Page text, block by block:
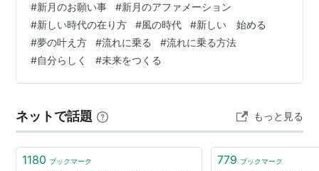
宣言が出たとか。 コロナが今どうなっているのか詳しく
知りませんが、 予定外の暑さが、日本の流れを切り替え
る役割を してくれているのかもしれませんね。 そんな季
節が梅雨から夏へと一つ進んだ今日、 みなさまはどんな
一日を過ごされましたか？ こうして季節の切り替わりの
#新月のお願い事 #新月のアファメーション
#新しい時代の在り方 #風の時代 #新しい 始める
#夢の叶え方 #流れに乗る #流れに乗る方法
#自分らしく #未来をつくる
ネットで話題 もっと見る
1180 ブックマーク 779 ブックマーク